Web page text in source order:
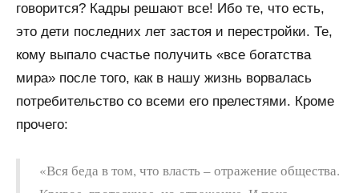
говорится? Кадры решают все! Ибо те, что есть,
это дети последних лет застоя и перестройки. Те,
кому выпало счастье получить «все богатства
мира» после того, как в нашу жизнь ворвалась
потребительство со всеми его прелестями. Кроме
прочего:
«Вся беда в том, что власть – отражение общества.